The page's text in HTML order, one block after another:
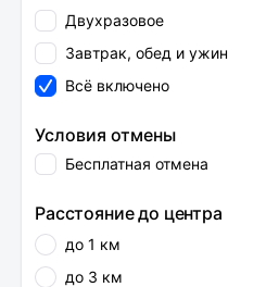
Двухразовое
Завтрак, обед и ужин
Всё включено
Условия отмены
Бесплатная отмена
Расстояние до центра
до 1 км
до 3 км